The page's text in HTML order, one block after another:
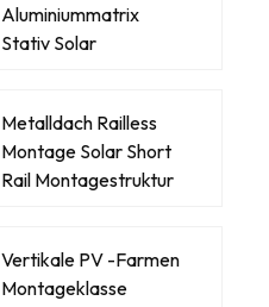
Aluminiummatrix
Stativ Solar
Metalldach Railless
Montage Solar Short
Rail Montagestruktur
Vertikale PV -Farmen
Montageklasse